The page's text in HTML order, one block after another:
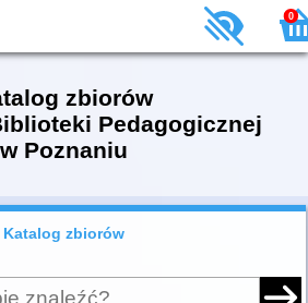
0
zbiorów
Pedagogicznej
w Poznaniu
Katalog zbiorów